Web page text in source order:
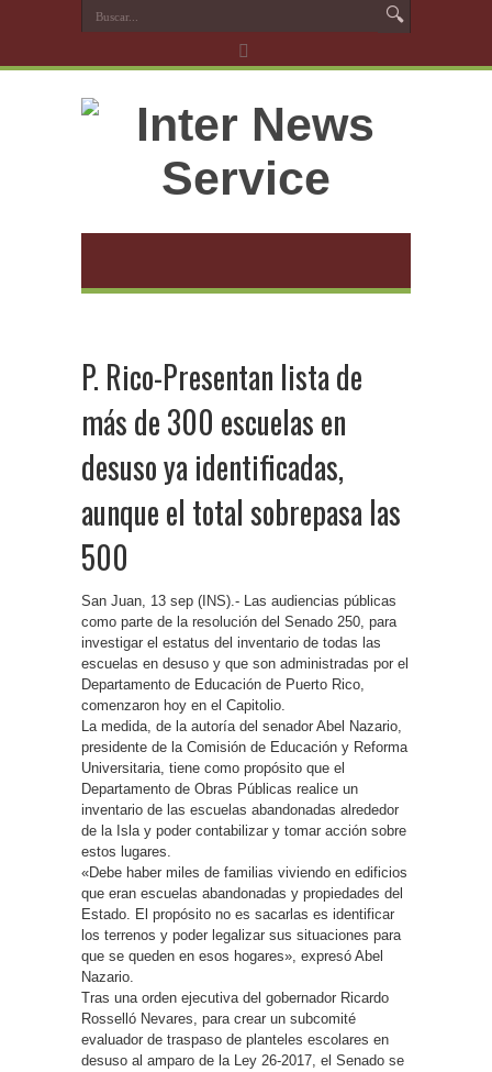
P. Rico-Presentan lista de
más de 300 escuelas en
desuso ya identificadas,
aunque el total sobrepasa las
500
San Juan, 13 sep (INS).- Las audiencias públicas
como parte de la resolución del Senado 250, para
investigar el estatus del inventario de todas las
escuelas en desuso y que son administradas por el
Departamento de Educación de Puerto Rico,
comenzaron hoy en el Capitolio.
La medida, de la autoría del senador Abel Nazario,
presidente de la Comisión de Educación y Reforma
Universitaria, tiene como propósito que el
Departamento de Obras Públicas realice un
inventario de las escuelas abandonadas alrededor
de la Isla y poder contabilizar y tomar acción sobre
estos lugares.
«Debe haber miles de familias viviendo en edificios
que eran escuelas abandonadas y propiedades del
Estado. El propósito no es sacarlas es identificar
los terrenos y poder legalizar sus situaciones para
que se queden en esos hogares», expresó Abel
Nazario.
Tras una orden ejecutiva del gobernador Ricardo
Rosselló Nevares, para crear un subcomité
evaluador de traspaso de planteles escolares en
desuso al amparo de la Ley 26-2017, el Senado se